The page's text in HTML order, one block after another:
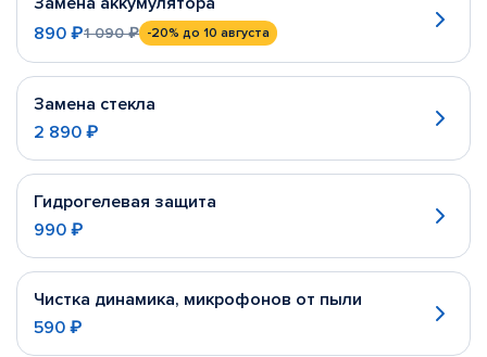
890 ₽1 090 ₽ -20% до 10 августа
Замена стекла
2 890 ₽
Гидрогелевая защита
990 ₽
Чистка динамика, микрофонов от пыли
590 ₽